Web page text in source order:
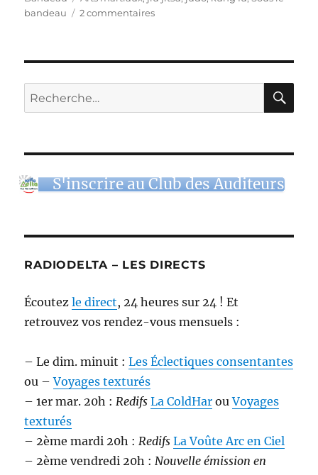
bandeau
2 commentairessur
Émission
–
et
la
Recherche
pour :
S'inscrire au Club des Auditeurs
RADIODELTA – LES DIRECTS
Écoutezle direct, 24 heures sur 24 ! Et
retrouvez vos rendez-vous mensuels :
– Le dim. minuit :Les Éclectiques consentantes
ou –Voyages texturés
– 1er mar. 20h : Redifs La ColdHar ouVoyages
texturés
– 2ème mardi 20h : Redifs La Voûte Arc en Ciel
– 2ème vendredi 20h : Nouvelle émission en